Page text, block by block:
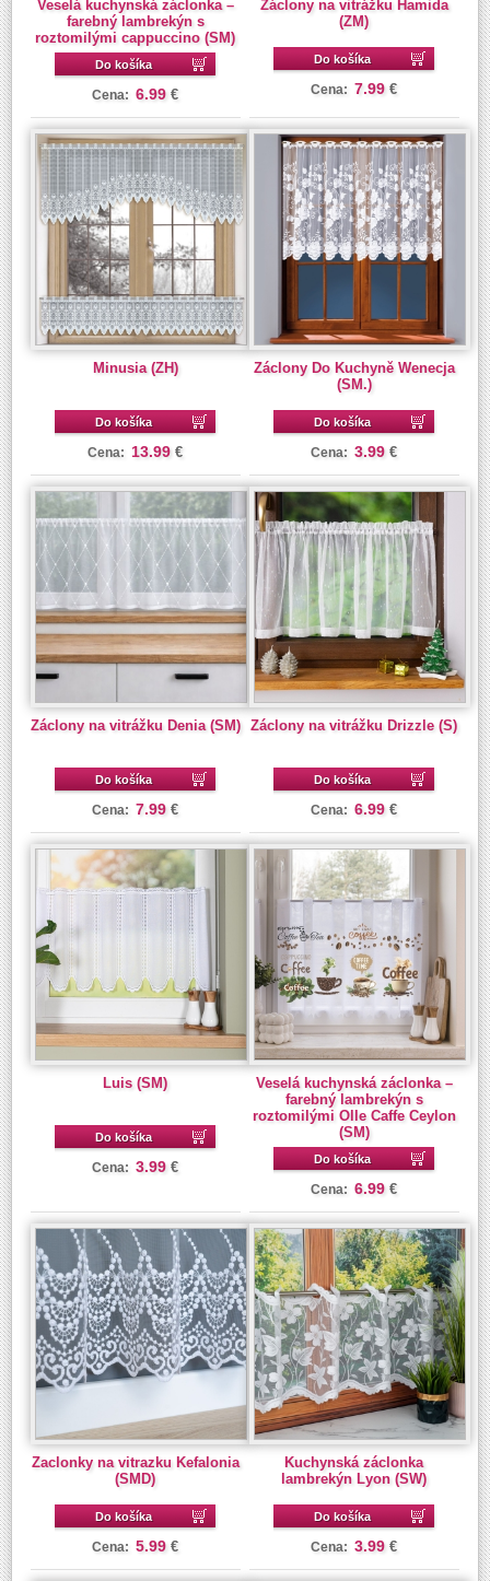
Veselá kuchynská záclonka –
farebný lambrekýn s
roztomilými cappuccino (SM)
Do košíka
Cena: 6.99 €
Záclony na vitrážku Hamida
(ZM)
Do košíka
Cena: 7.99 €
Minusia (ZH)
Do košíka
Cena: 13.99 €
Záclony Do Kuchyně Wenecja
(SM.)
Do košíka
Cena: 3.99 €
Záclony na vitrážku Denia (SM)
Do košíka
Cena: 7.99 €
Záclony na vitrážku Drizzle (S)
Do košíka
Cena: 6.99 €
Luis (SM)
Do košíka
Cena: 3.99 €
Veselá kuchynská záclonka –
farebný lambrekýn s
roztomilými Olle Caffe Ceylon
(SM)
Do košíka
Cena: 6.99 €
Zaclonky na vitrazku Kefalonia
(SMD)
Do košíka
Cena: 5.99 €
Kuchynská záclonka
lambrekýn Lyon (SW)
Do košíka
Cena: 3.99 €